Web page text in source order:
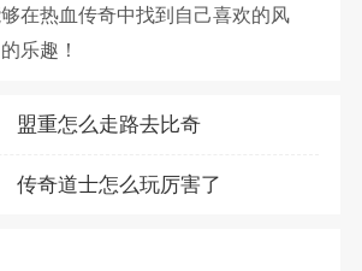
在热血传奇中找到自己喜欢的风
乐趣！
盟重怎么走路去比奇
传奇道士怎么玩厉害了